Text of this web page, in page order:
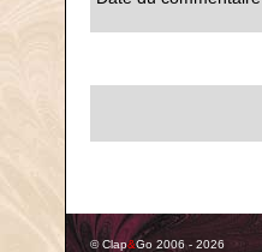
© Clap&Go 2006 - 2026